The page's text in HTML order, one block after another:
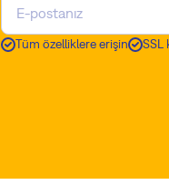
Tüm özelliklere erişin SSL